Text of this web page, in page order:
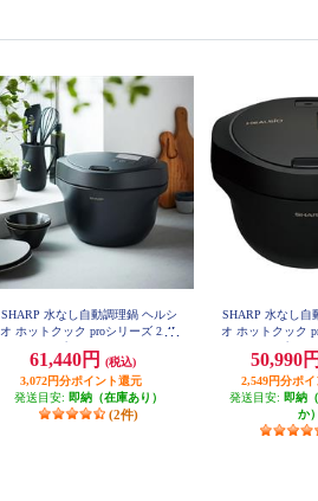
SHARP 水なし自動調理鍋 ヘルシ
オ ホットクック proシリーズ 2.4L
61,440円
(税込)
3,072円分ポイント還元
発送目安: 即納（在庫あり）
(2件)
SHARP 水なし自
オ ホットクック
50,990円
2,549円分ポ
発送目安: 即納
か）